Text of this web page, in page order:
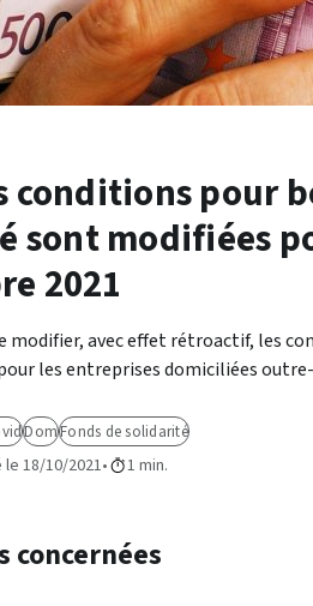
conditions pour
sont modifiées
2021
modifier, avec effet rétroactif, les
les entreprises domiciliées
DomFonds de solidarité
18/10/2021 1 min.
concernées